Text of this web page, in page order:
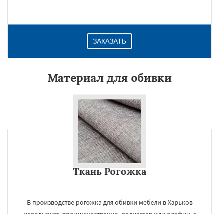
ЗАКАЗАТЬ
Материал для обивки
Ткань Рогожка
В производстве рогожка для обивки мебели в Харьков